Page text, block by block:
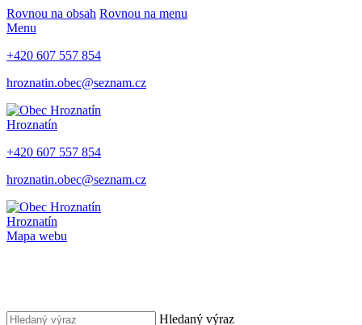
Rovnou na obsah Rovnou na menu
Menu
+420 607 557 854
hroznatin.obec@seznam.cz
Hroznatín
+420 607 557 854
hroznatin.obec@seznam.cz
Hroznatín
Mapa webu
Hledaný výraz